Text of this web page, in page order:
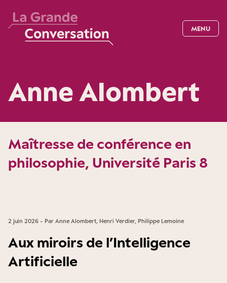
MENU
Anne Alombert
Maîtresse de conférence en
philosophie, Université Paris 8
2 juin 2026 - Par Anne Alombert, Henri Verdier, Philippe Lemoine
Aux miroirs de l’Intelligence
Artificielle